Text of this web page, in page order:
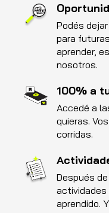
Podés
para
aprender,
nosotros.
100% a
Accedé a
quieras.
corridas.
Después
actividades
aprendido.